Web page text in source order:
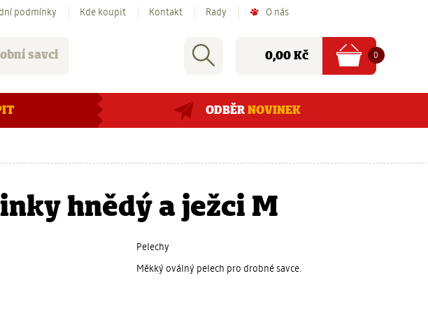
podmínky Kde koupit Kontakt Rady O nás
savci
hledání:
Cena:
0,00 Kč 0 položek
ODBĚRNOVINEK
hnědý a ježci M
Pelechy
Měkký oválný pelech pro drobné savce.